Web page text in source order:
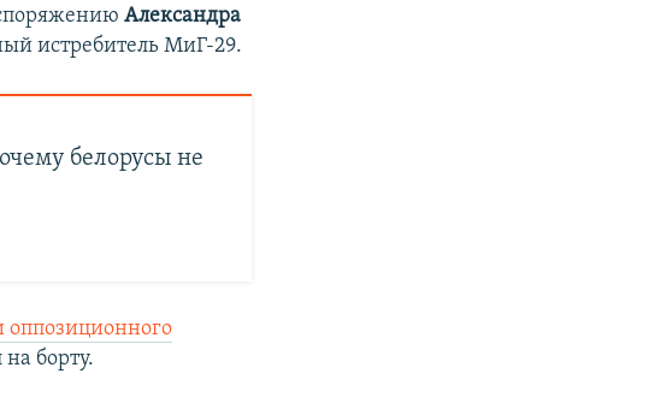
Александра
истребитель МиГ-29.
белорусы не
оппозиционного
борту.